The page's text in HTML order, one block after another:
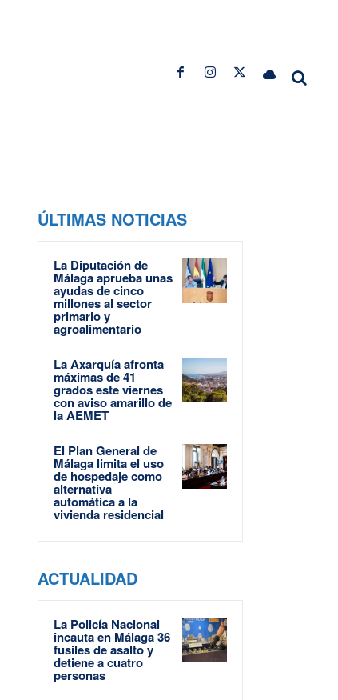
ÚLTIMAS NOTICIAS
La Diputación de
Málaga aprueba unas
ayudas de cinco
millones al sector
primario y
agroalimentario
La Axarquía afronta
máximas de 41
grados este viernes
con aviso amarillo de
la AEMET
El Plan General de
Málaga limita el uso
de hospedaje como
alternativa
automática a la
vivienda residencial
ACTUALIDAD
La Policía Nacional
incauta en Málaga 36
fusiles de asalto y
detiene a cuatro
personas